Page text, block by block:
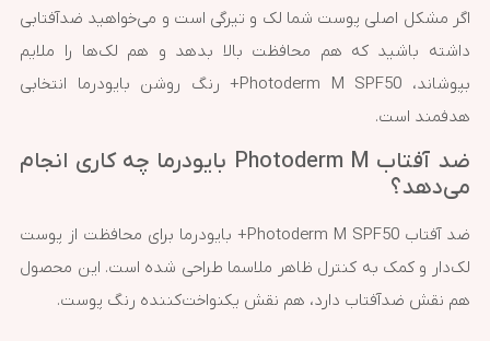
اگر مشکل اصلی پوست شما لک و تیرگی است و می‌خواهید ضدآفتابی
داشته باشید که هم محافظت بالا بدهد و هم لک‌ها را ملایم
بپوشاند، Photoderm M SPF50+ رنگ روشن بایودرما انتخابی
هدفمند است.
ضد آفتاب Photoderm M بایودرما چه کاری انجام
می‌دهد؟
ضد آفتاب Photoderm M SPF50+ بایودرما برای محافظت از پوست
لک‌دار و کمک به کنترل ظاهر ملاسما طراحی شده است. این محصول
هم نقش ضدآفتاب دارد، هم نقش یکنواخت‌کننده رنگ پوست.